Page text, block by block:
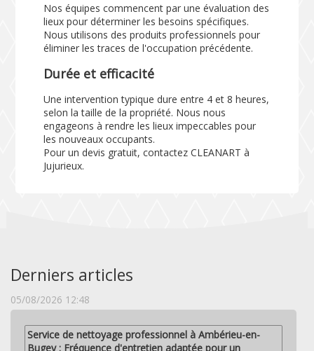
Nos équipes commencent par une évaluation des
lieux pour déterminer les besoins spécifiques.
Nous utilisons des produits professionnels pour
éliminer les traces de l'occupation précédente.
Durée et efficacité
Une intervention typique dure entre 4 et 8 heures,
selon la taille de la propriété. Nous nous
engageons à rendre les lieux impeccables pour
les nouveaux occupants.
Pour un devis gratuit, contactez CLEANART à
Jujurieux.
Derniers articles
05/08/2026 12:48
Service de nettoyage professionnel à Ambérieu-en-
Bugey : Fréquence d'entretien adaptée pour un